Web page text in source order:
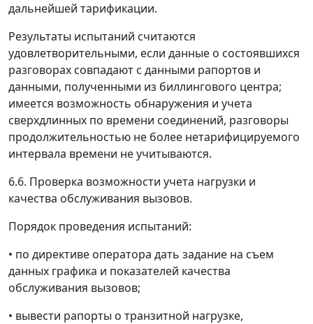
дальнейшей тарификации.
Результаты испытаний считаются
удовлетворительными, если данные о состоявшихся
разговорах совпадают с данными рапортов и
данными, полученными из биллингового центра;
имеется возможность обнаружения и учета
сверхдлинных по времени соединений, разговоры
продолжительностью не более нетарифицируемого
интервала времени не учитываются.
6.6. Проверка возможности учета нагрузки и
качества обслуживания вызовов.
Порядок проведения испытаний:
• по директиве оператора дать задание на съем
данных графика и показателей качества
обслуживания вызовов;
• вывести рапорты о транзитной нагрузке,